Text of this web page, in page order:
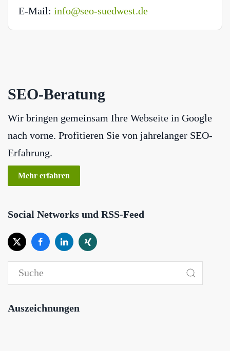
E-Mail: info@seo-suedwest.de
SEO-Beratung
Wir bringen gemeinsam Ihre Webseite in Google
nach vorne. Profitieren Sie von jahrelanger SEO-
Erfahrung.
Mehr erfahren
Social Networks und RSS-Feed
Auszeichnungen